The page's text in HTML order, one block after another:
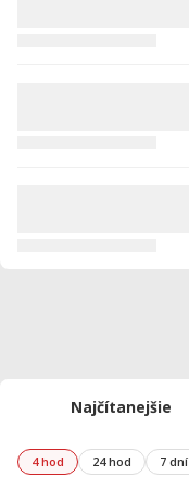
Najčítanejšie
4 hod 24 hod 7 dní